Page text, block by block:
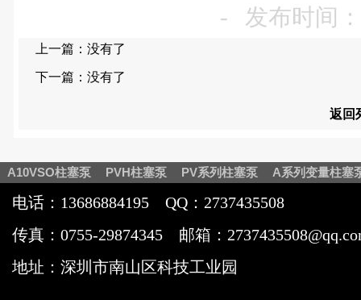
- 发布时间
上一篇：没有了
下一篇：没有了
返回
A10VSO柱塞泵 PVH柱塞泵 PV系列柱塞泵 A系列变量柱塞
电话：13686884195
QQ：2737435508
传真：0755-29874345
邮箱：
地址：深圳市南山区科技工业园